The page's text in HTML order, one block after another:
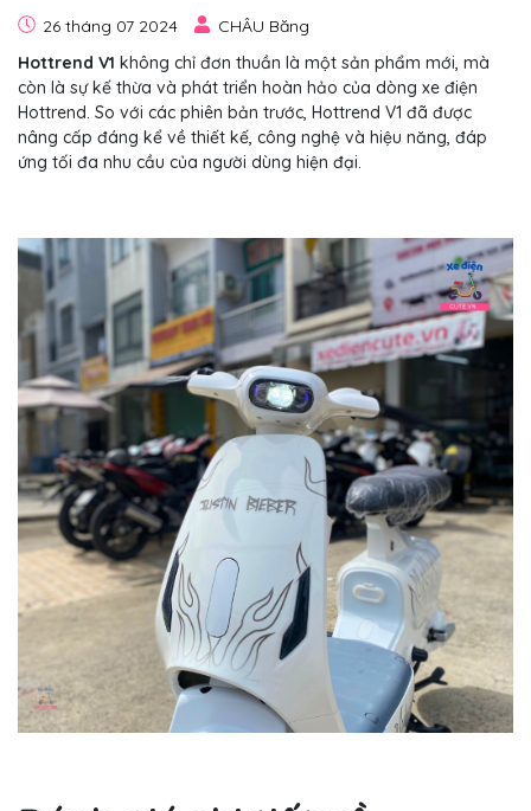
26 tháng 07 2024
CHÂU Băng
Hottrend V1 không chỉ đơn thuần là một sản phẩm mới, mà
còn là sự kế thừa và phát triển hoàn hảo của dòng xe điện
Hottrend. So với các phiên bản trước, Hottrend V1 đã được
nâng cấp đáng kể về thiết kế, công nghệ và hiệu năng, đáp
ứng tối đa nhu cầu của người dùng hiện đại.